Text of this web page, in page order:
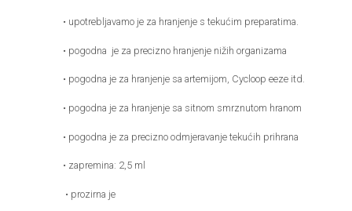
• upotrebljavamo je za hranjenje s tekućim preparatima.
• pogodna je za precizno hranjenje nižih organizama
• pogodna je za hranjenje sa artemijom, Cycloop eeze itd.
• pogodna je za hranjenje sa sitnom smrznutom hranom
• pogodna je za precizno odmjeravanje tekućih prihrana
• zapremina: 2,5 ml
• prozirna je